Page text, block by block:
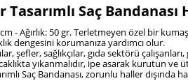
Tasarımlı Saç
- Ağırlık: 50 gr. Terletmeyen özel bir
dengesini korumanıza yardımcı olur.
şefler, sağlıkçılar, gıda sektörü
yıkanmalıdır, ipe asarak kurutun ve
Saç Bandanası, zorunlu haller